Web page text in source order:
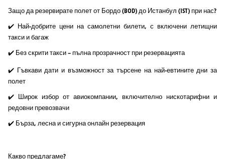
Защо да резервирате полет от Бордо (BOD) до Истанбул (IST) при нас?
✔️ Най-добрите цени на самолетни билети, с включени летищни
такси и багаж
✔️ Без скрити такси – пълна прозрачност при резервацията
✔️ Гъвкави дати и възможност за търсене на най-евтините дни за
полет
✔️ Широк избор от авиокомпании, включително нискотарифни и
редовни превозвачи
✔️ Бърза, лесна и сигурна онлайн резервация
Какво предлагаме?